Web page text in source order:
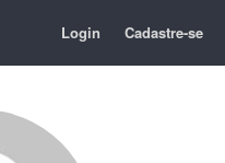
Login Cadastre-se